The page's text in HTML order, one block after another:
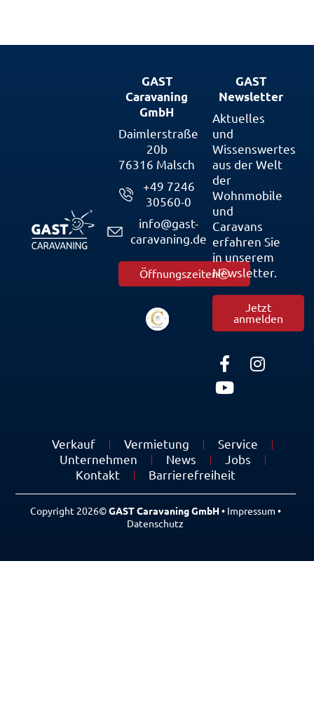
GAST
Caravaning
GmbH
Daimlerstraße
20b
76316 Malsch
+49 7246
30560-0
info@gast-
caravaning.de
Öffnungszeiten
GAST
Newsletter
Aktuelles
und
Wissenswertes
aus der Welt
der
Wohnmobile
und
Caravans
erfahren Sie
in unserem
Newsletter.
Jetzt
anmelden
Verkauf Vermietung
Service
Unternehmen
News
Jobs
Kontakt
Barrierefreiheit
Copyright 2026©GAST Caravaning GmbH• Impressum •
Datenschutz